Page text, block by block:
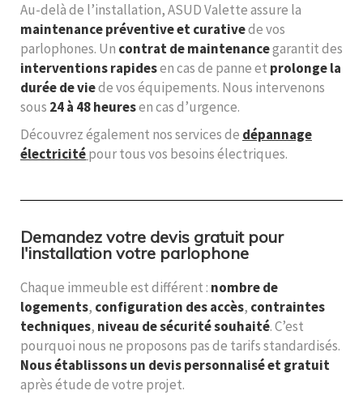
Au-delà de l’installation, ASUD Valette assure la
maintenance préventive et curativede vos
parlophones. Un contrat de maintenancegarantit des
interventions rapidesen cas de panne et prolonge la
durée de viede vos équipements. Nous intervenons
sous 24 à 48 heuresen cas d’urgence.
Découvrez également nos services de dépannage
électricitépour tous vos besoins électriques.
Demandez votre devis gratuit pour
l'installation votre parlophone
Chaque immeuble est différent : nombre de
logements, configuration des accès, contraintes
techniques, niveau de sécurité souhaité. C’est
pourquoi nous ne proposons pas de tarifs standardisés.
Nous établissons un devis personnalisé et gratuit
après étude de votre projet.